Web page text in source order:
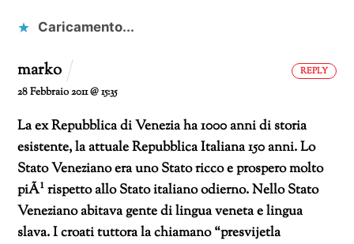
Caricamento...
marko
28 Febbraio 2011 @ 15:35
La ex Repubblica di Venezia ha 1000 anni di storia
esistente, la attuale Repubblica Italiana 150 anni. Lo
Stato Veneziano era uno Stato ricco e prospero molto
piÃ¹ rispetto allo Stato italiano odierno.Nello Stato
Veneziano abitava gente di lingua veneta e lingua
slava. I croati tuttora la chiamano “presvijetla
REPLY